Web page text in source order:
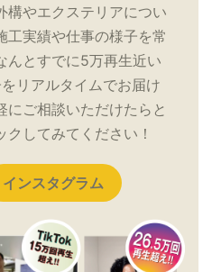
構やエクステリアについ
工実績や仕事の様子を常
んとすでに5万再生近い
リアルタイムでお届け
ご相談いただけたらと
してみてください！
インスタグラム